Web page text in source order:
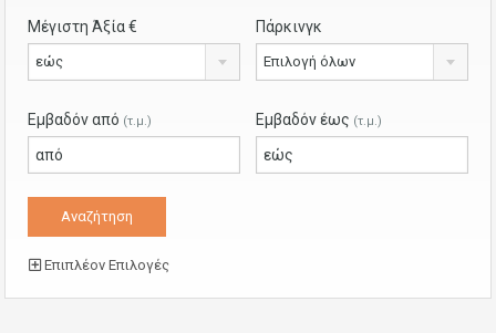
Μέγιστη Άξία €
εώς
Πάρκινγκ
Επιλογή όλων
Εμβαδόν από (τ.μ.) Εμβαδόν έως (τ.μ.)
Επιπλέον Επιλογές